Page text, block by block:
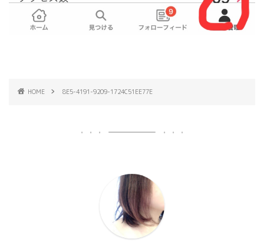
HOME 8E5-4191-9209-1724C51EE77E